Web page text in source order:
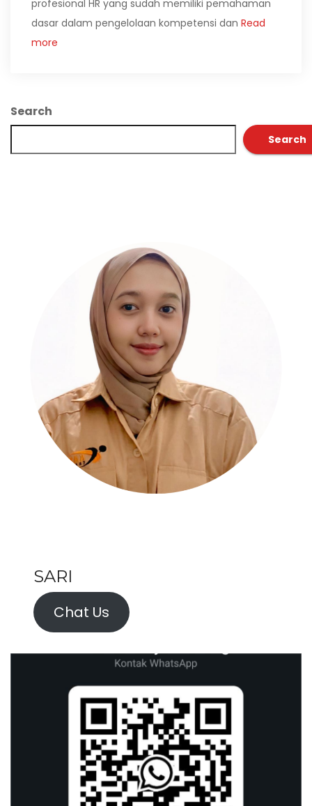
profesional HR yang sudah memiliki pemahaman
dasar dalam pengelolaan kompetensi dan Read
more
Search
Search
SARI
Chat Us